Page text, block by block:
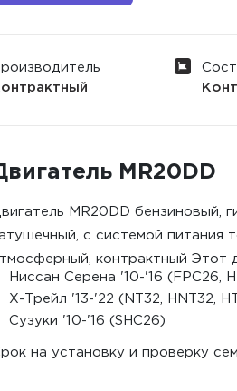
MR20DD
MR20DD бензиновый,
с системой питания
контрактный Этот
Ниссан Серена '10-'16 (FPC26,
Х-Трейл '13-'22 (NT32, HNT32,
Сузуки '10-'16 (SHC26)
на установку и проверку